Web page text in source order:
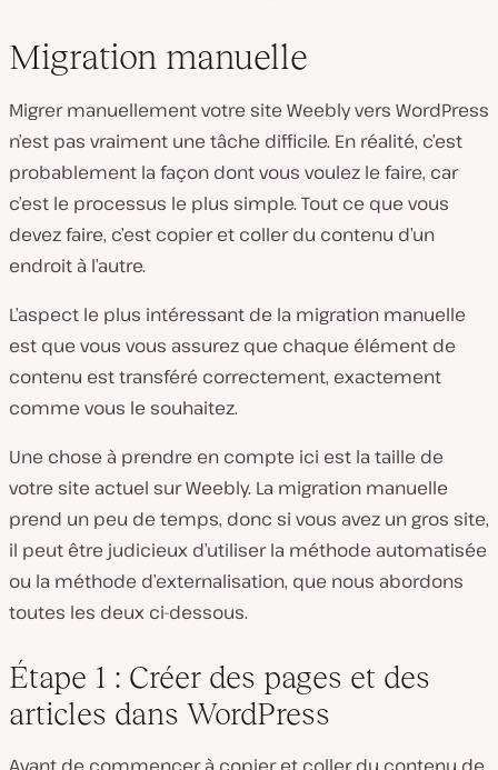
Migration manuelle
Migrer manuellement votre site Weebly vers WordPress
n’est pas vraiment une tâche difficile. En réalité, c’est
probablement la façon dont vous voulez le faire, car
c’est le processus le plus simple. Tout ce que vous
devez faire, c’est copier et coller du contenu d’un
endroit à l’autre.
L’aspect le plus intéressant de la migration manuelle
est que vous vous assurez que chaque élément de
contenu est transféré correctement, exactement
comme vous le souhaitez.
Une chose à prendre en compte ici est la taille de
votre site actuel sur Weebly. La migration manuelle
prend un peu de temps, donc si vous avez un gros site,
il peut être judicieux d’utiliser la méthode automatisée
ou la méthode d’externalisation, que nous abordons
toutes les deux ci-dessous.
Étape 1 : Créer des pages et des
articles dans WordPress
Avant de commencer à copier et coller du contenu de